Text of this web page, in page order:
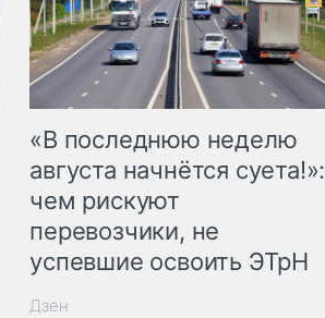
«В последнюю неделю
августа начнётся суета!»:
чем рискуют
перевозчики, не
успевшие освоить ЭТрН
Дзен